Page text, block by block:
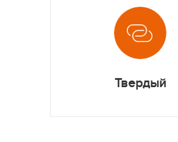
Твердый